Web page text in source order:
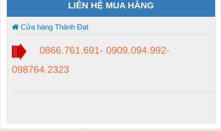
LIÊN HỆ MUA HÀNG
Cửa hàng Thành Đạt
0866.761.691- 0909.094.992-
098764.2323